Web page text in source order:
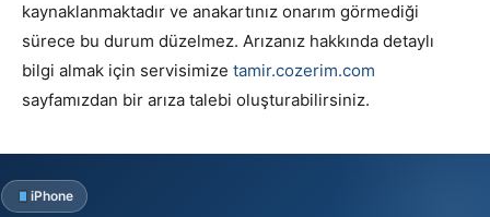
kaynaklanmaktadır ve anakartınız onarım görmediği
sürece bu durum düzelmez. Arızanız hakkında detaylı
bilgi almak için servisimize tamir.cozerim.com
sayfamızdan bir arıza talebi oluşturabilirsiniz.
iPhone